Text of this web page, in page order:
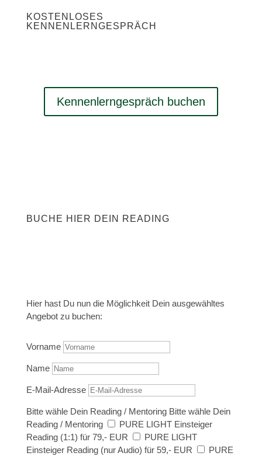
KOSTENLOSES
KENNENLERNGESPRÄCH
Kennenlerngespräch buchen
BUCHE HIER DEIN READING
Hier hast Du nun die Möglichkeit Dein ausgewähltes
Angebot zu buchen:
Vorname
Name
E-Mail-Adresse
Bitte wähle Dein Reading / Mentoring Bitte wähle Dein
Reading / Mentoring
PURE LIGHT Einsteiger
Reading (1:1) für 79,- EUR
PURE LIGHT
Einsteiger Reading (nur Audio) für 59,- EUR
PURE